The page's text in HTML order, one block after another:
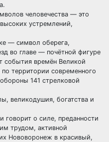
человечества — это
устремлений,
— символ оберега,
во главе — почётной фигуре
события времён Великой
территории современного
141 стрелковой
великодушия, богатства и
говорит о силе, преданности
трудом, активной
Нововоронеж в красивый,